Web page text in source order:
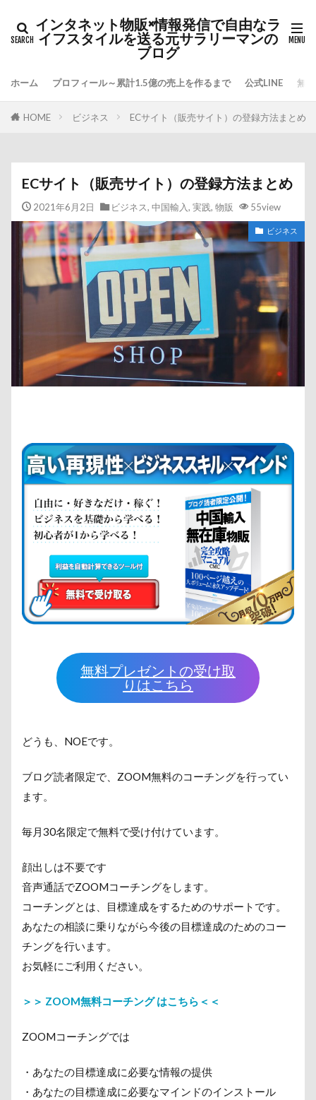
インタネット物販×情報発信で自由なラ
イフスタイルを送る元サラリーマンの
ブログ
ホーム プロフィール～累計1.5億の売上を作るまで 公式LINE 無
HOME ビジネス ECサイト（販売サイト）の登録方法まとめ
ECサイト（販売サイト）の登録方法まとめ
2021年6月2日 ビジネス, 中国輸入, 実践, 物販 55view
ビジネス
無料プレゼントの受け取
りはこちら
どうも、NOEです。
ブログ読者限定で、ZOOM無料のコーチングを行ってい
ます。
毎月30名限定で無料で受け付けています。
顔出しは不要です
音声通話でZOOMコーチングをします。
コーチングとは、目標達成をするためのサポートです。
あなたの相談に乗りながら今後の目標達成のためのコー
チングを行います。
お気軽にご利用ください。
＞＞ ZOOM無料コーチング はこちら＜＜
ZOOMコーチングでは
・あなたの目標達成に必要な情報の提供
・あなたの目標達成に必要なマインドのインストール